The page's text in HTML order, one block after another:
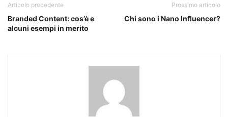
Articolo precedente
Branded Content: cos’è e
alcuni esempi in merito
Prossimo articolo
Chi sono i Nano Influencer?